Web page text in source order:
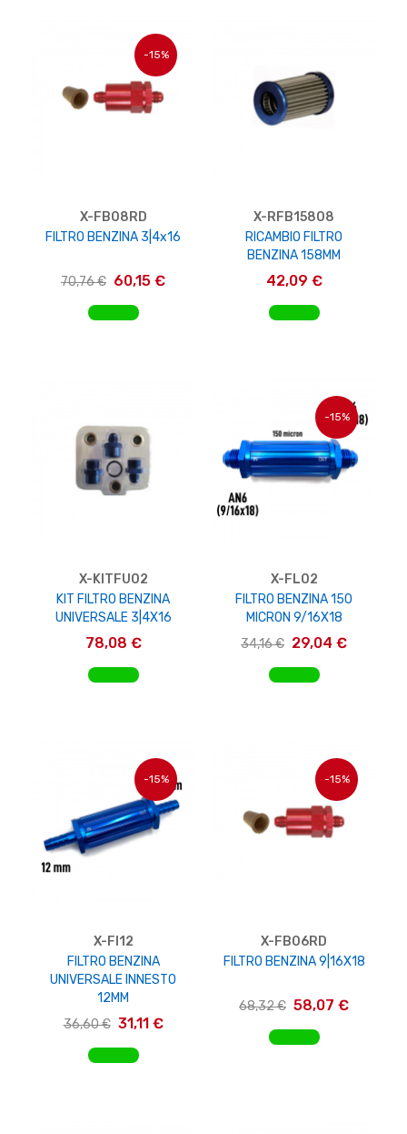
-15%
X-FB08RD
FILTRO BENZINA 3|4x16
70,76 € 60,15 €
AGGIUNGI AL CARRELLO
X-RFB15808
RICAMBIO FILTRO
BENZINA 158MM
42,09 €
AGGIUNGI AL CARRELLO
X-KITFU02
KIT FILTRO BENZINA
UNIVERSALE 3|4X16
78,08 €
AGGIUNGI AL CARRELLO
-15%
X-FL02
FILTRO BENZINA 150
MICRON 9/16X18
34,16 € 29,04 €
AGGIUNGI AL CARRELLO
-15%
X-FI12
FILTRO BENZINA
UNIVERSALE INNESTO
12MM
36,60 € 31,11 €
AGGIUNGI AL CARRELLO
-15%
X-FB06RD
FILTRO BENZINA 9|16X18
68,32 € 58,07 €
AGGIUNGI AL CARRELLO